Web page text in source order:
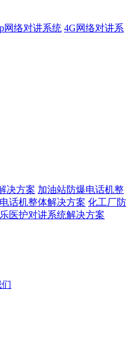
网络对讲系统 4G网络对讲系
决方案 加油站防爆电话机整
话机整体解决方案 化工厂防
医护对讲系统解决方案